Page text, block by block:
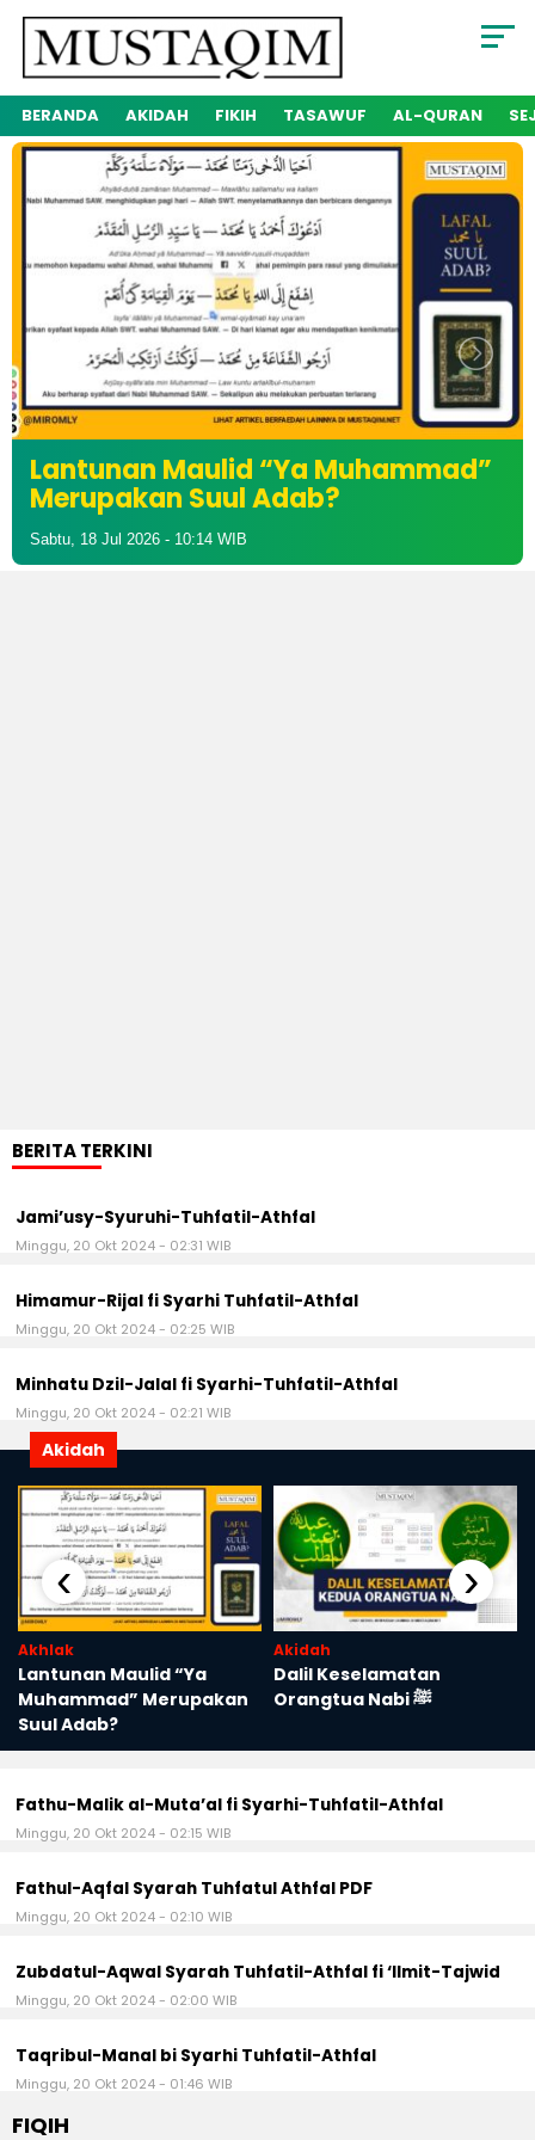
BERANDA AKIDAH FIKIH TASAWUF AL-QURAN
Penjelasan Lafal هيهات (Haihata)
dan Artinya
Minggu, 15 Feb 2026 - 02:09 WIB
BERITA TERKINI
Jami’usy-Syuruhi-Tuhfatil-Athfal
Minggu, 20 Okt 2024 - 02:31 WIB
Himamur-Rijal fi Syarhi Tuhfatil-Athfal
Minggu, 20 Okt 2024 - 02:25 WIB
Minhatu Dzil-Jalal fi Syarhi-Tuhfatil-Athfal
Minggu, 20 Okt 2024 - 02:21 WIB
Akidah
Akhlak
Lantunan Maulid “Ya
Muhammad” Merupakan
Suul Adab?
Akidah
Dalil Keselamatan
Orangtua Nabi ﷺ
‹ ›
Fathu-Malik al-Muta’al fi Syarhi-Tuhfatil-Athfal
Minggu, 20 Okt 2024 - 02:15 WIB
Fathul-Aqfal Syarah Tuhfatul Athfal PDF
Minggu, 20 Okt 2024 - 02:10 WIB
Zubdatul-Aqwal Syarah Tuhfatil-Athfal fi ‘Ilmit-Tajwid
Minggu, 20 Okt 2024 - 02:00 WIB
Taqribul-Manal bi Syarhi Tuhfatil-Athfal
Minggu, 20 Okt 2024 - 01:46 WIB
FIQIH